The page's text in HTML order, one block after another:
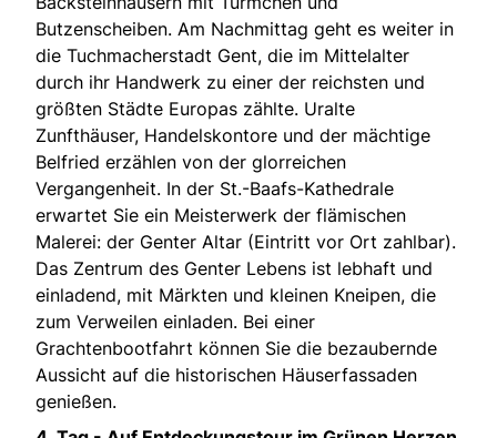
Butzenscheiben. Am Nachmittag geht es weiter in
die Tuchmacherstadt Gent, die im Mittelalter
durch ihr Handwerk zu einer der reichsten und
größten Städte Europas zählte. Uralte
Zunfthäuser, Handelskontore und der mächtige
Belfried erzählen von der glorreichen
Vergangenheit. In der St.-Baafs-Kathedrale
erwartet Sie ein Meisterwerk der flämischen
Malerei: der Genter Altar (Eintritt vor Ort zahlbar).
Das Zentrum des Genter Lebens ist lebhaft und
einladend, mit Märkten und kleinen Kneipen, die
zum Verweilen einladen. Bei einer
Grachtenbootfahrt können Sie die bezaubernde
Aussicht auf die historischen Häuserfassaden
genießen.